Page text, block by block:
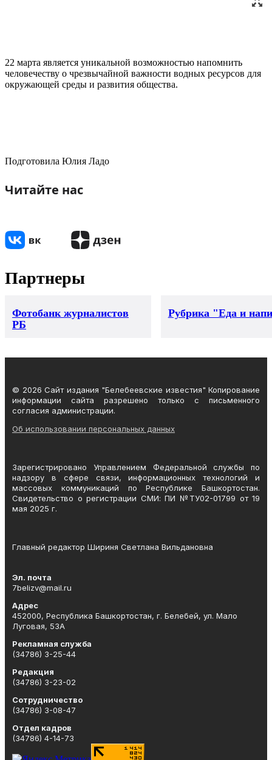
22 марта является уникальной возможностью напомнить
человечеству о чрезвычайной важности водных ресурсов для
окружающей среды и развития общества.
Подготовила Юлия Ладо
Читайте нас
Партнеры
Фотобанк журналистов
РБ
Рубрика "Еда и
© 2026 Сайт издания "Белебеевские известия" Копирование
информации сайта разрешено только с письменного
согласия администрации.
Об использовании персональных данных
Зарегистрировано Управлением Федеральной службы по
надзору в сфере связи, информационных технологий и
массовых коммуникаций по Республике Башкортостан.
Свидетельство о регистрации СМИ: ПИ №ТУ02-01799 от 19
мая 2025 г.
Главный редактор Шириня Светлана Вильдановна
Эл. почта
7belizv@mail.ru
Адрес
452000, Республика Башкортостан, г. Белебей, ул. Мало
Луговая, 53А
Рекламная служба
(34786) 3-25-44
Редакция
(34786) 3-23-02
Сотрудничество
(34786) 3-08-47
Отдел кадров
(34786) 4-14-73